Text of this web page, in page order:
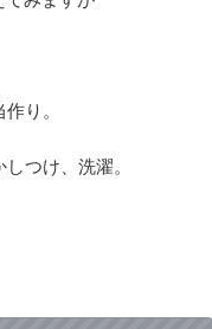
り。
つけ、洗濯。